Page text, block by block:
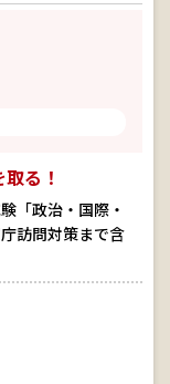
る！
「政治・国際・
訪問対策まで含